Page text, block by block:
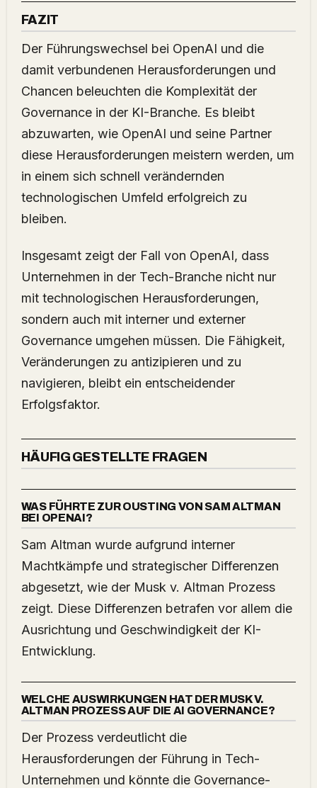
FAZIT
Der Führungswechsel bei OpenAI und die
damit verbundenen Herausforderungen und
Chancen beleuchten die Komplexität der
Governance in der KI-Branche. Es bleibt
abzuwarten, wie OpenAI und seine Partner
diese Herausforderungen meistern werden, um
in einem sich schnell verändernden
technologischen Umfeld erfolgreich zu
bleiben.
Insgesamt zeigt der Fall von OpenAI, dass
Unternehmen in der Tech-Branche nicht nur
mit technologischen Herausforderungen,
sondern auch mit interner und externer
Governance umgehen müssen. Die Fähigkeit,
Veränderungen zu antizipieren und zu
navigieren, bleibt ein entscheidender
Erfolgsfaktor.
HÄUFIG GESTELLTE FRAGEN
WAS FÜHRTE ZUR OUSTING VON SAM ALTMAN
BEI OPENAI?
Sam Altman wurde aufgrund interner
Machtkämpfe und strategischer Differenzen
abgesetzt, wie der Musk v. Altman Prozess
zeigt. Diese Differenzen betrafen vor allem die
Ausrichtung und Geschwindigkeit der KI-
Entwicklung.
WELCHE AUSWIRKUNGEN HAT DER MUSK V.
ALTMAN PROZESS AUF DIE AI GOVERNANCE?
Der Prozess verdeutlicht die
Herausforderungen der Führung in Tech-
Unternehmen und könnte die Governance-